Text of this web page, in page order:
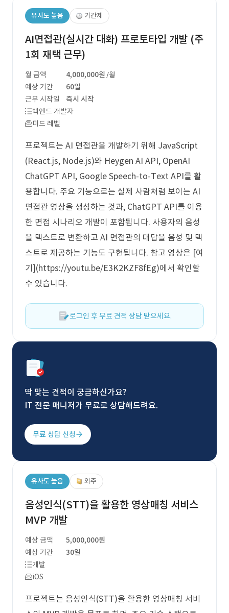
유사도 높음 기간제
AI면접관(실시간 대화) 프로토타입 개발 (주
1회 재택 근무)
월 금액 4,000,000원 /월
예상 기간
60일
근무 시작일
즉시 시작
백엔드 개발자
미드 레벨
프로젝트는 AI 면접관을 개발하기 위해 JavaScript
(React.js, Node.js)와 Heygen AI API, OpenAI
ChatGPT API, Google Speech-to-Text API를 활
용합니다. 주요 기능으로는 실제 사람처럼 보이는 AI
면접관 영상을 생성하는 것과, ChatGPT API를 이용
한 면접 시나리오 개발이 포함됩니다. 사용자의 음성
을 텍스트로 변환하고 AI 면접관의 대답을 음성 및 텍
스트로 제공하는 기능도 구현됩니다. 참고 영상은 [여
기](https://youtu.be/E3K2KZF8fEg)에서 확인할
수 있습니다.
로그인 후 무료 견적 상담 받으세요.
딱 맞는 견적이 궁금하신가요?
IT 전문 매니저가 무료로 상담해드려요.
무료 상담 신청
유사도 높음 외주
음성인식(STT)을 활용한 영상매칭 서비스
MVP 개발
예상 금액
5,000,000원
예상 기간
30일
개발
iOS
프로젝트는 음성인식(STT)을 활용한 영상매칭 서비